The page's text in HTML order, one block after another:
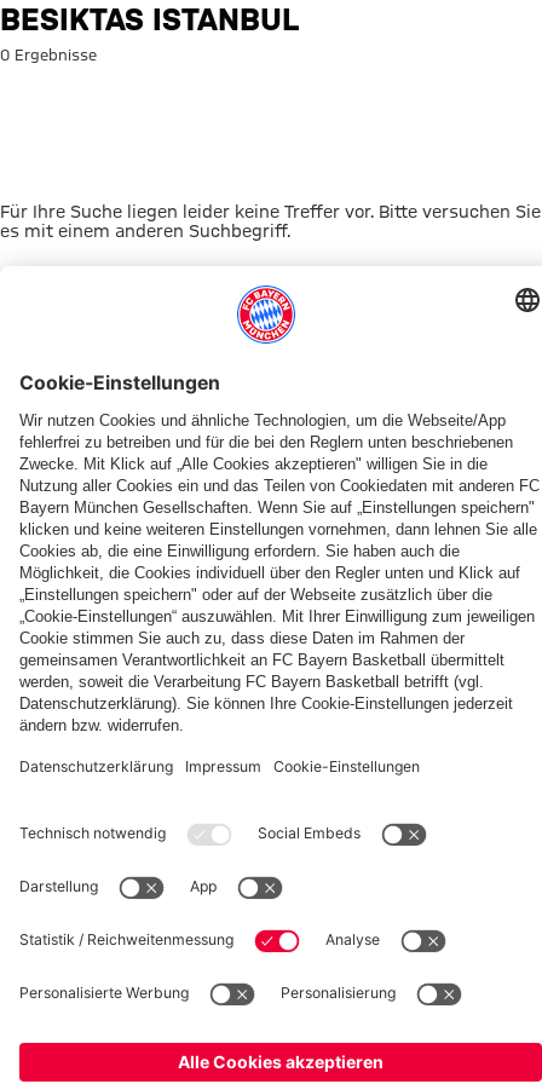
Suche: Besiktas Istanbul
BESIKTAS ISTANBUL
0 Ergebnisse
Für Ihre Suche liegen leider keine Treffer vor. Bitte versuchen Sie
es mit einem anderen Suchbegriff.
Zur Startseite
DAS KÖNNTE DICH INTERESSIEREN
UNSERE MASKOTTCHEN
Berni,
Mia
und
Ben
ALLIANZ ARENA
FC
Bayern
KIDS
CLUB-
Zone
EVENTANMELDUNG
KIDS
CLUB-
Fußballcamps
MYFCBAYERN
Entdecke
deinen
persönlichen
Fanbereich
Impressum
Datenschutz AGB Barrierefreiheit Hinweisgebersystem
Verträge hier kündigen Cookie Einstellungen